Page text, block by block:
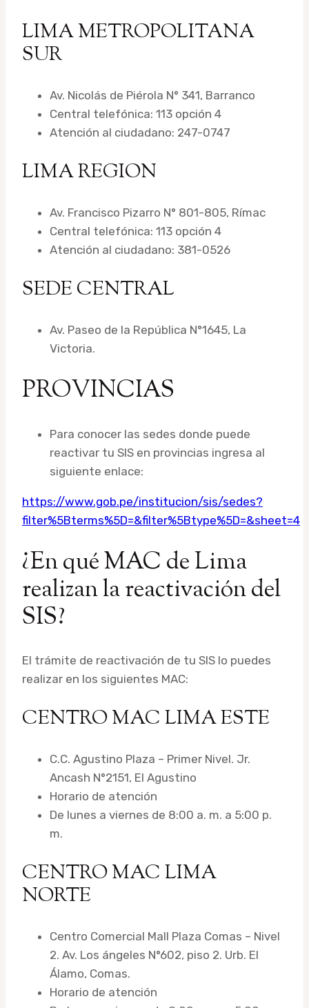
LIMA METROPOLITANA
SUR
Av. Nicolás de Piérola N° 341, Barranco
Central telefónica: 113 opción 4
Atención al ciudadano: 247-0747
LIMA REGION
Av. Francisco Pizarro N° 801-805, Rímac
Central telefónica: 113 opción 4
Atención al ciudadano: 381-0526
SEDE CENTRAL
Av. Paseo de la República N°1645, La
Victoria.
PROVINCIAS
Para conocer las sedes donde puede
reactivar tu SIS en provincias ingresa al
siguiente enlace:
https://www.gob.pe/institucion/sis/sedes?
filter%5Bterms%5D=&filter%5Btype%5D=&sheet=4
¿En qué MAC de Lima
realizan la reactivación del
SIS?
El trámite de reactivación de tu SIS lo puedes
realizar en los siguientes MAC:
CENTRO MAC LIMA ESTE
C.C. Agustino Plaza – Primer Nivel. Jr.
Ancash N°2151, El Agustino
Horario de atención
De lunes a viernes de 8:00 a. m. a 5:00 p.
m.
CENTRO MAC LIMA
NORTE
Centro Comercial Mall Plaza Comas – Nivel
2. Av. Los ángeles N°602, piso 2. Urb. El
Álamo, Comas.
Horario de atención